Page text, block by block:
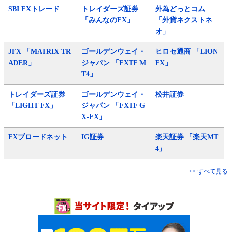
SBI FXトレード
トレイダーズ証券
「みんなのFX」
外為どっとコム
「外貨ネクストネ
オ」
JFX 「MATRIX TR
ADER」
ゴールデンウェイ・
ジャパン 「FXTF M
T4」
ヒロセ通商 「LION
FX」
トレイダーズ証券
「LIGHT FX」
ゴールデンウェイ・
ジャパン 「FXTF G
X-FX」
松井証券
FXブロードネット IG証券
楽天証券 「楽天MT
4」
>> すべて見る